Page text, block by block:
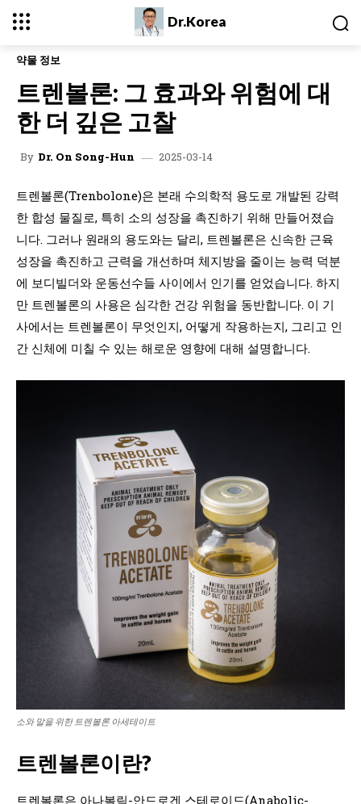
Dr.Korea
약물 정보
트렌볼론: 그 효과와 위험에 대
한 더 깊은 고찰
By Dr. On Song-Hun 2025-03-14
트렌볼론(Trenbolone)은 본래 수의학적 용도로 개발된 강력
한 합성 물질로, 특히 소의 성장을 촉진하기 위해 만들어졌습
니다. 그러나 원래의 용도와는 달리, 트렌볼론은 신속한 근육
성장을 촉진하고 근력을 개선하며 체지방을 줄이는 능력 덕분
에 보디빌더와 운동선수들 사이에서 인기를 얻었습니다. 하지
만 트렌볼론의 사용은 심각한 건강 위험을 동반합니다. 이 기
사에서는 트렌볼론이 무엇인지, 어떻게 작용하는지, 그리고 인
간 신체에 미칠 수 있는 해로운 영향에 대해 설명합니다.
소와 말을 위한 트렌볼론 아세테이트
트렌볼론이란?
트렌볼론은 아나볼릭-안드로겐 스테로이드(Anabolic-